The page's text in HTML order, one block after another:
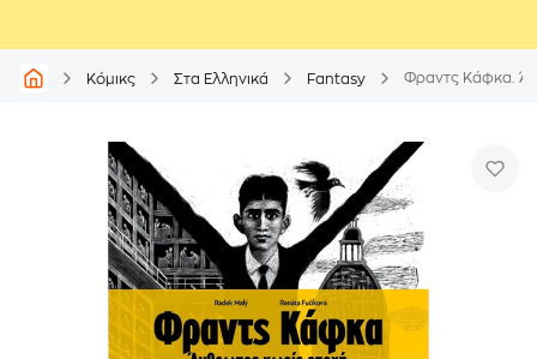
Κόμικς Στα Ελληνικά Fantasy Φραντς Κάφκα.